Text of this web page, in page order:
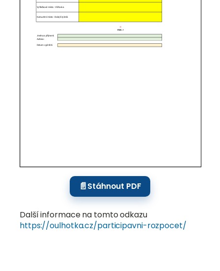
📄Stáhnout PDF
Další informace na tomto odkazu
https://oulhotka.cz/participavni-rozpocet/